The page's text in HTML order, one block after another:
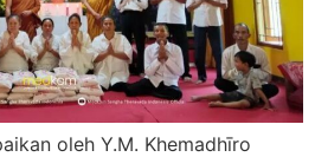
oleh Y.M. Khemadhīro